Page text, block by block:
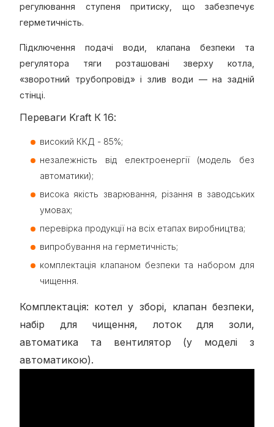
регулювання ступеня притиску, що забезпечує
герметичність.
Підключення подачі води, клапана безпеки та
регулятора тяги розташовані зверху котла,
«зворотний трубопровід» і злив води — на задній
стінці.
Переваги Kraft К 16:
високий ККД - 85%;
незалежність від електроенергії (модель без
автоматики);
висока якість зварювання, різання в заводських
умовах;
перевірка продукції на всіх етапах виробництва;
випробування на герметичність;
комплектація клапаном безпеки та набором для
чищення.
Комплектація: котел у зборі, клапан безпеки,
набір для чищення, лоток для золи,
автоматика та вентилятор (у моделі з
автоматикою).